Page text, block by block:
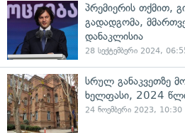
პრემიერის თქმით,
გადადგომა,
დანაკლისია
28 სექტემბერი 2024,
სრულ განაკვეთზე
ხელფასი, 2024
24 ნოემბერი 2023, 10:30